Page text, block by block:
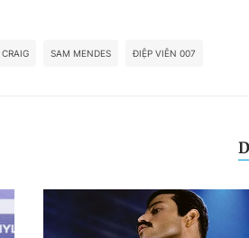
SAM MENDES ĐIỆP VIÊN 007